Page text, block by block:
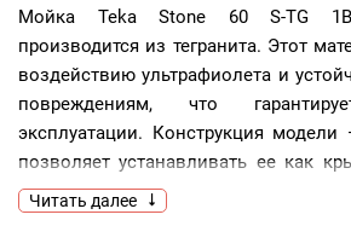
Мойка Teka Stone 60 S-TG 1B
производится из тегранита. Этот
воздействию ультрафиолета и
повреждениям, что
эксплуатации. Конструкция модели
позволяет устанавливать ее как
влево.
Читать далее